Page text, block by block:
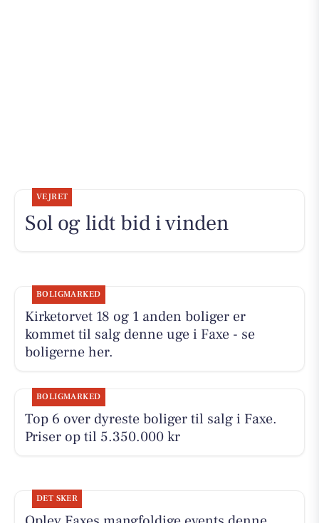
VEJRET
Sol og lidt bid i vinden
BOLIGMARKED
Kirketorvet 18 og 1 anden boliger er
kommet til salg denne uge i Faxe - se
boligerne her.
BOLIGMARKED
Top 6 over dyreste boliger til salg i Faxe.
Priser op til 5.350.000 kr
DET SKER